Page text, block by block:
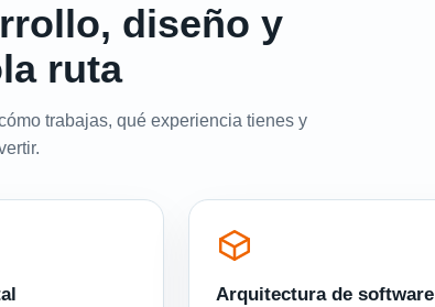
diseño y
ruta
trabajas, qué experiencia tienes y
Arquitectura de software